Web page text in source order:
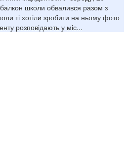
школи обвалився разом з
ті хотіли зробити на ньому фото
розповідають у міс...